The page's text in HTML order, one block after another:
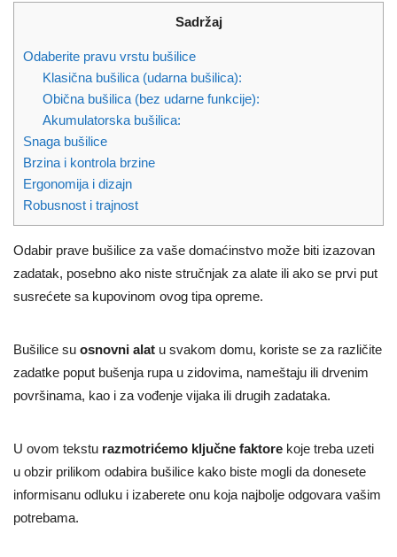
Sadržaj
Odaberite pravu vrstu bušilice
Klasična bušilica (udarna bušilica):
Obična bušilica (bez udarne funkcije):
Akumulatorska bušilica:
Snaga bušilice
Brzina i kontrola brzine
Ergonomija i dizajn
Robusnost i trajnost
Odabir prave bušilice za vaše domaćinstvo može biti izazovan
zadatak, posebno ako niste stručnjak za alate ili ako se prvi put
susrećete sa kupovinom ovog tipa opreme.
Bušilice su osnovni alat u svakom domu, koriste se za različite
zadatke poput bušenja rupa u zidovima, nameštaju ili drvenim
površinama, kao i za vođenje vijaka ili drugih zadataka.
U ovom tekstu razmotrićemo ključne faktore koje treba uzeti
u obzir prilikom odabira bušilice kako biste mogli da donesete
informisanu odluku i izaberete onu koja najbolje odgovara vašim
potrebama.